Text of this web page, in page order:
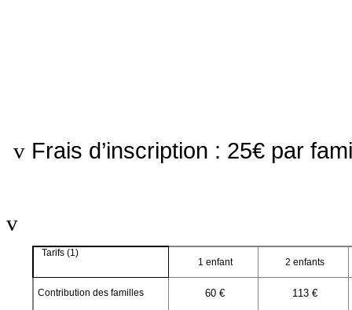
v Frais d’inscription : 25€ par
v
Tarifs (1)
1 enfant
2 enfants
Contribution des familles 60 € 113 €